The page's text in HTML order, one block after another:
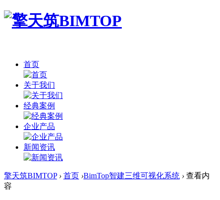
首页
关于我们
经典案例
企业产品
新闻资讯
擎天筑BIMTOP › 首页 ›BimTop智建三维可视化系统 › 查看内
容